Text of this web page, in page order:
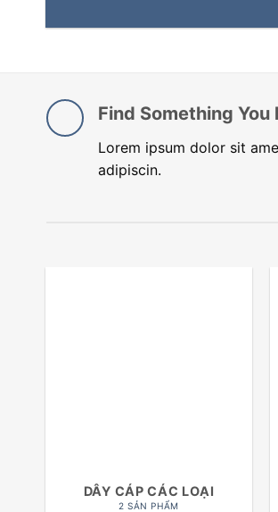
Find Something You
Lorem ipsum dolor sit
adipiscin.
DÂY CÁP CÁC LOẠI
2 SẢN PHẨM